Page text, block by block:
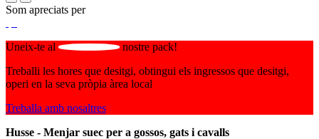
Som apreciats per
Uneix-te al
nostre pack!
Treballi les hores que desitgi, obtingui els ingressos que desitgi,
operi en la seva pròpia àrea local
Treballa amb nosaltres
Husse - Menjar suec per a gossos, gats i cavalls